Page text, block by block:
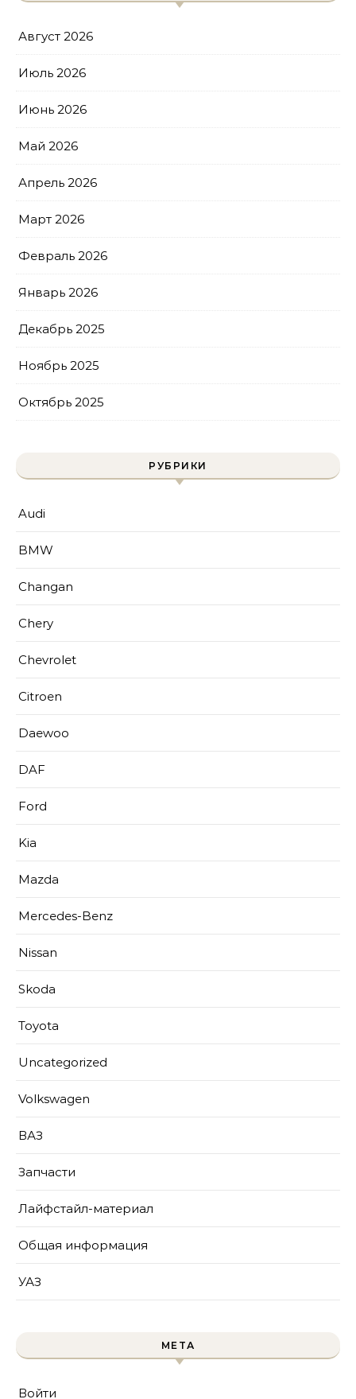
Август 2026
Июль 2026
Июнь 2026
Май 2026
Апрель 2026
Март 2026
Февраль 2026
Январь 2026
Декабрь 2025
Ноябрь 2025
Октябрь 2025
РУБРИКИ
Audi
BMW
Changan
Chery
Chevrolet
Citroen
Daewoo
DAF
Ford
Kia
Mazda
Mercedes-Benz
Nissan
Skoda
Toyota
Uncategorized
Volkswagen
ВАЗ
Запчасти
Лайфстайл-материал
Общая информация
УАЗ
МЕТА
Войти